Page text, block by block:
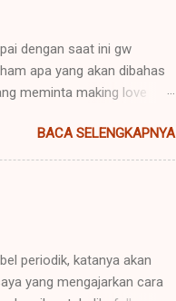
dengan saat ini gw
apa yang akan dibahas
meminta making love
dari kata NAFSU.. ? Gw
dan mencinta hanya ingin
cinta itu kan gak
kali yah. *WTF for it.
jasa layanan seks?
BACA SELENGKAPNYA
periodik, katanya akan
yang mengajarkan cara